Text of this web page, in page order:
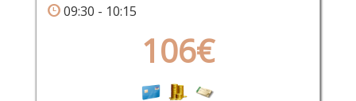
09:30 - 10:15
106€